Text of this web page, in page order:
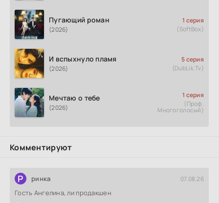
Пугающий роман
(2026)
1 серия
(SoftBox)
И вспыхнуло пламя
(2026)
5 серия
(DubLik.Tv)
Мечтаю о тебе
(2026)
1 серия
(Проф.
Многоголосый)
Комментируют
Р ринка 07.08.26
Гость Ангелина, ли продакшен